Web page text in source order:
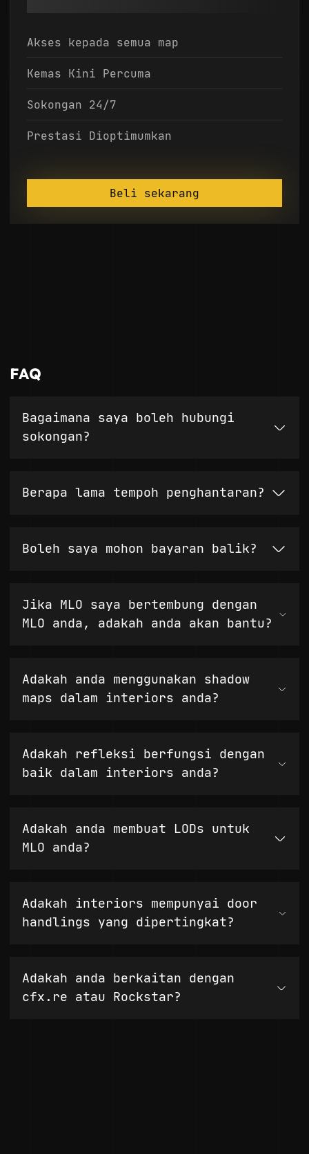
Akses kepada semua map
Kemas Kini Percuma
Sokongan 24/7
Prestasi Dioptimumkan
Beli sekarang
FAQ
Bagaimana saya boleh hubungi
sokongan?
Berapa lama tempoh penghantaran?
Boleh saya mohon bayaran balik?
Jika MLO saya bertembung dengan
MLO anda, adakah anda akan bantu?
Adakah anda menggunakan shadow
maps dalam interiors anda?
Adakah refleksi berfungsi dengan
baik dalam interiors anda?
Adakah anda membuat LODs untuk
MLO anda?
Adakah interiors mempunyai door
handlings yang dipertingkat?
Adakah anda berkaitan dengan
cfx.re atau Rockstar?